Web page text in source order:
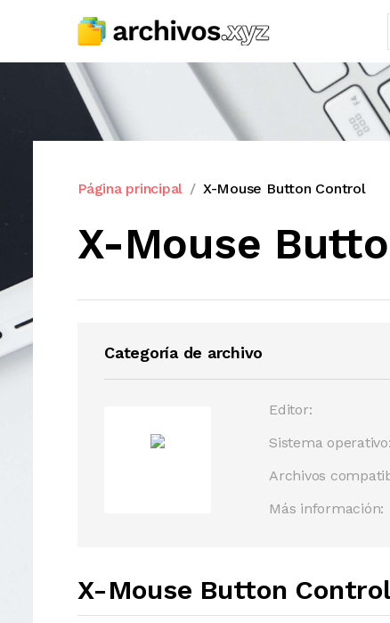
Página principal X-Mouse Button Control
X-Mouse
Categoría de archivo
Editor:
Sistema operativo:
Archivos
Más información:
X-Mouse Button